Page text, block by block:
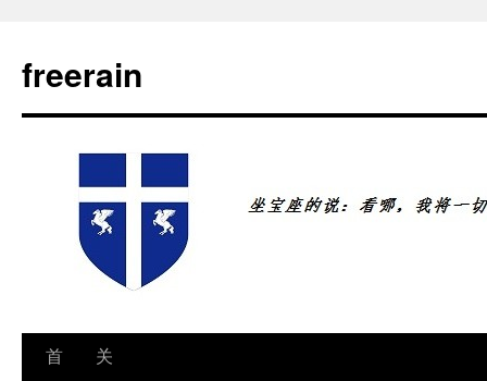
freerain
跳首
关